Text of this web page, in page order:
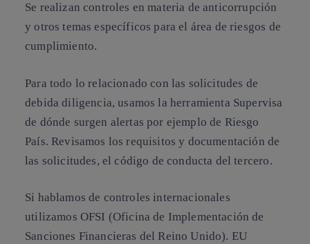
Se realizan controles en materia de anticorrupción
y otros temas específicos para el área de riesgos de
cumplimiento.
Para todo lo relacionado con las solicitudes de
debida diligencia, usamos la herramienta Supervisa
de dónde surgen alertas por ejemplo de Riesgo
País. Revisamos los requisitos y documentación de
las solicitudes, el código de conducta del tercero.
Si hablamos de controles internacionales
utilizamos OFSI (Oficina de Implementación de
Sanciones Financieras del Reino Unido). EU